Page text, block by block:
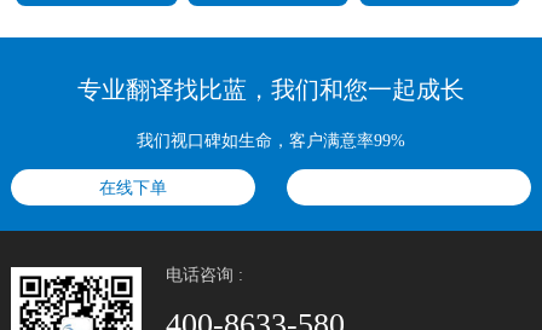
专业翻译找比蓝，我们和您一起成长
我们视口碑如生命，客户满意率99%
在线下单
电话咨询 :